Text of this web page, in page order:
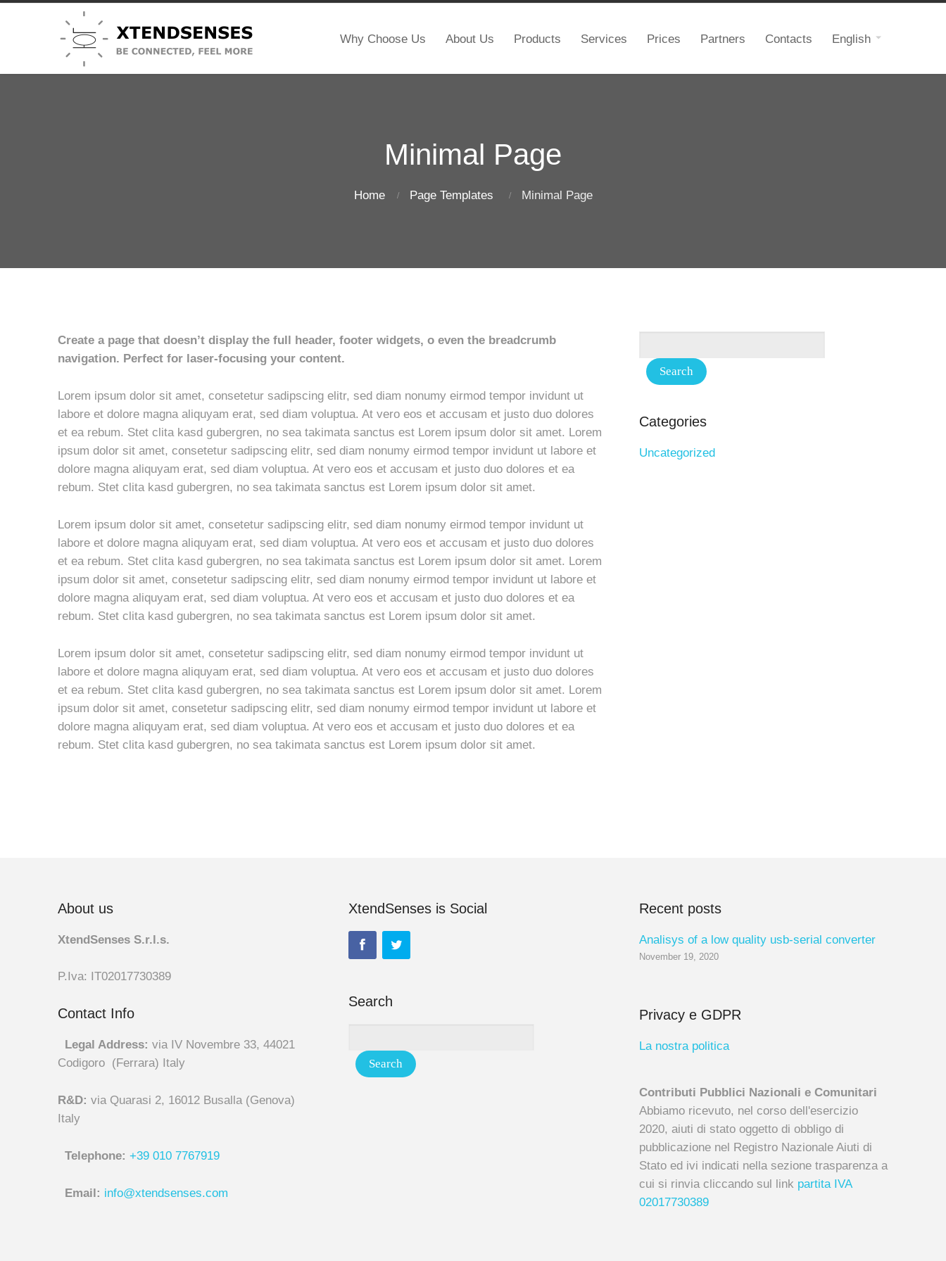
Why Choose Us About Us Products Services Prices Partners Contacts English
Minimal Page
Home Page Templates Minimal Page
Create a page that doesn’t display the full header, footer widgets, o even the breadcrumb
navigation. Perfect for laser-focusing your content.
Lorem ipsum dolor sit amet, consetetur sadipscing elitr, sed diam nonumy eirmod tempor invidunt ut
labore et dolore magna aliquyam erat, sed diam voluptua. At vero eos et accusam et justo duo dolores
et ea rebum. Stet clita kasd gubergren, no sea takimata sanctus est Lorem ipsum dolor sit amet. Lorem
ipsum dolor sit amet, consetetur sadipscing elitr, sed diam nonumy eirmod tempor invidunt ut labore et
dolore magna aliquyam erat, sed diam voluptua. At vero eos et accusam et justo duo dolores et ea
rebum. Stet clita kasd gubergren, no sea takimata sanctus est Lorem ipsum dolor sit amet.
Lorem ipsum dolor sit amet, consetetur sadipscing elitr, sed diam nonumy eirmod tempor invidunt ut
labore et dolore magna aliquyam erat, sed diam voluptua. At vero eos et accusam et justo duo dolores
et ea rebum. Stet clita kasd gubergren, no sea takimata sanctus est Lorem ipsum dolor sit amet. Lorem
ipsum dolor sit amet, consetetur sadipscing elitr, sed diam nonumy eirmod tempor invidunt ut labore et
dolore magna aliquyam erat, sed diam voluptua. At vero eos et accusam et justo duo dolores et ea
rebum. Stet clita kasd gubergren, no sea takimata sanctus est Lorem ipsum dolor sit amet.
Lorem ipsum dolor sit amet, consetetur sadipscing elitr, sed diam nonumy eirmod tempor invidunt ut
labore et dolore magna aliquyam erat, sed diam voluptua. At vero eos et accusam et justo duo dolores
et ea rebum. Stet clita kasd gubergren, no sea takimata sanctus est Lorem ipsum dolor sit amet. Lorem
ipsum dolor sit amet, consetetur sadipscing elitr, sed diam nonumy eirmod tempor invidunt ut labore et
dolore magna aliquyam erat, sed diam voluptua. At vero eos et accusam et justo duo dolores et ea
rebum. Stet clita kasd gubergren, no sea takimata sanctus est Lorem ipsum dolor sit amet.
Categories
Uncategorized
About us
XtendSenses S.r.l.s.
P.Iva: IT02017730389
Contact Info
Legal Address: via IV Novembre 33, 44021
Codigoro (Ferrara) Italy
R&D: via Quarasi 2, 16012 Busalla (Genova)
Italy
Telephone: +39 010 7767919
Email: info@xtendsenses.com
XtendSenses is Social
Search
Recent posts
Analisys of a low quality usb-serial converter
November 19, 2020
Privacy e GDPR
La nostra politica
Contributi Pubblici Nazionali e Comunitari
Abbiamo ricevuto, nel corso dell'esercizio
2020, aiuti di stato oggetto di obbligo di
pubblicazione nel Registro Nazionale Aiuti di
Stato ed ivi indicati nella sezione trasparenza a
cui si rinvia cliccando sul link partita IVA
02017730389